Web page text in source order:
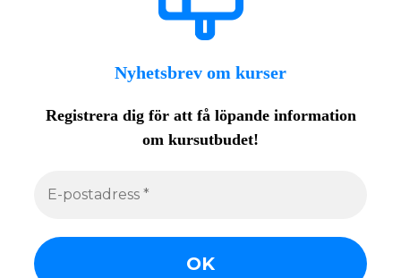
Nyhetsbrev om kurser
Registrera dig för att få löpande information
om kursutbudet!